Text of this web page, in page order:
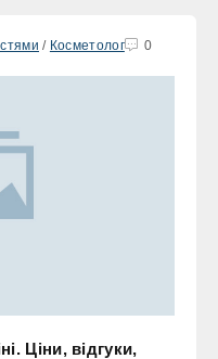
/ Косметолог 0
Ціни, відгуки,